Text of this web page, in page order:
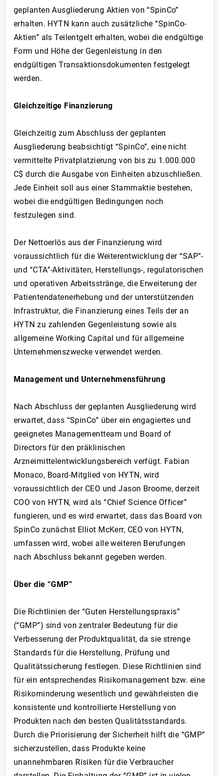
geplanten Ausgliederung Aktien von “SpinCo”
erhalten. HYTN kann auch zusätzliche “SpinCo-
Aktien” als Teilentgelt erhalten, wobei die endgültige
Form und Höhe der Gegenleistung in den
endgültigen Transaktionsdokumenten festgelegt
werden.
Gleichzeitige Finanzierung
Gleichzeitig zum Abschluss der geplanten
Ausgliederung beabsichtigt “SpinCo”, eine nicht
vermittelte Privatplatzierung von bis zu 1.000.000
C$ durch die Ausgabe von Einheiten abzuschließen.
Jede Einheit soll aus einer Stammaktie bestehen,
wobei die endgültigen Bedingungen noch
festzulegen sind.
Der Nettoerlös aus der Finanzierung wird
voraussichtlich für die Weiterentwicklung der “SAP”-
und “CTA”-Aktivitäten, Herstellungs-, regulatorischen
und operativen Arbeitsstränge, die Erweiterung der
Patientendatenerhebung und der unterstützenden
Infrastruktur, die Finanzierung eines Teils der an
HYTN zu zahlenden Gegenleistung sowie als
allgemeine Working Capital und für allgemeine
Unternehmenszwecke verwendet werden.
Management und Unternehmensführung
Nach Abschluss der geplanten Ausgliederung wird
erwartet, dass “SpinCo” über ein engagiertes und
geeignetes Managementteam und Board of
Directors für den präklinischen
Arzneimittelentwicklungsbereich verfügt. Fabian
Monaco, Board-Mitglied von HYTN, wird
voraussichtlich der CEO und Jason Broome, derzeit
COO von HYTN, wird als “Chief Science Officer”
fungieren, und es wird erwartet, dass das Board von
SpinCo zunächst Elliot McKerr, CEO von HYTN,
umfassen wird, wobei alle weiteren Berufungen
nach Abschluss bekannt gegeben werden.
Über die “GMP”
Die Richtlinien der “Guten Herstellungspraxis”
(“GMP”) sind von zentraler Bedeutung für die
Verbesserung der Produktqualität, da sie strenge
Standards für die Herstellung, Prüfung und
Qualitätssicherung festlegen. Diese Richtlinien sind
für ein entsprechendes Risikomanagement bzw. eine
Risikominderung wesentlich und gewährleisten die
konsistente und kontrollierte Herstellung von
Produkten nach den besten Qualitätsstandards.
Durch die Priorisierung der Sicherheit hilft die “GMP”
sicherzustellen, dass Produkte keine
unannehmbaren Risiken für die Verbraucher